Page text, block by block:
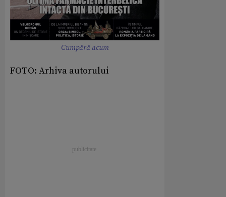
Cumpără acum
FOTO: Arhiva autorului